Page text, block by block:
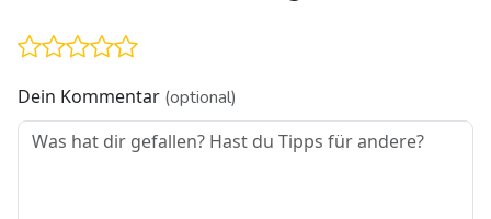
Dein Kommentar (optional)